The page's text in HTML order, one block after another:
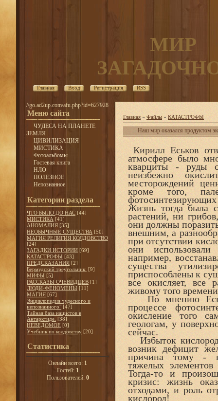
МИР
Главная Вход Регистрация RSS
//go.ad2up.com/afu.php?id=627928
Меню сайта
ЧУДЕСА НА ПЛАНЕТЕ
ЗЕМЛЯ
ЦИВИЛИЗАЦИЯ
МИСТИКА
Фотоальбомы
Гостевая книга
НЛО
ПОЛЕЗНОЕ
Непознанное
Категории раздела
ЧТО БЫЛО ДО НАС [44]
МИСТИКА [41]
АНОМАЛИЯ [35]
НЕОБЫЧНЫЕ СУЩЕСТВА [50]
МАГИЯ РЕЛИГИЯ КОЛДОВСТВО
[24]
ЗАГАДКИ ИСТОРИИ [69]
КАТАСТРОФЫ [43]
ПРЕДСКАЗАНИЯ [2]
Бермудский треугольник: [9]
МИФЫ [5]
РАССКАЗЫ ОЧЕВИДЦЕВ [1]
ЛЮДИ-ФЕНОМЕНЫ [11]
МАГИЯ [67]
Энциклопедия чудесного и
непознанного" [47]
Тайная база нацистов в
Антарктиде. [38]
НЕВЕДОМОЕ [0]
Учебник по колдовству [20]
Статистика
Онлайн всего: 1
Гостей: 1
Пользователей: 0
Главная » Файлы » КАТАСТРОФЫ
Наш мир оказался продуктом
Кирилл Еськов
атмосфере было
кварциты - руды с
неизбежно
месторождений
кроме того,
фотосинтезирующих
Жизнь тогда была
растений, ни
они должны
внешним, а
при отсутствии
они
например,
существа
приспособлены к
все окисляет, все
живому того
По мнению
процессе
окисление того
геологам, у
сейчас.
Избыток
возник дефицит
причина тому -
тяжелых
Тогда-то и
кризис: жизнь
отходами, и роль
кислород!